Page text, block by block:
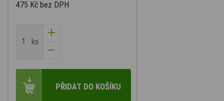
475 Kč bez DPH
ks
PŘIDAT DO KOŠÍKU